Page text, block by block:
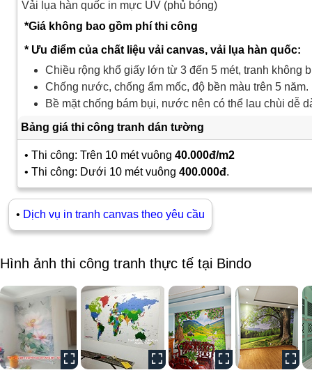
Vải lụa hàn quốc in mực UV (phủ bóng)
*Giá không bao gồm phí thi công
* Ưu điểm của chất liệu vải canvas, vải lụa hàn quốc:
Chiều rộng khổ giấy lớn từ 3 đến 5 mét, tranh không
Chống nước, chống ẩm mốc, độ bền màu trên 5 năm.
Bề mặt chống bám bụi, nước nên có thể lau chùi dễ
Bảng giá thi công tranh dán tường
• Thi công: Trên 10 mét vuông 40.000đ/m2
• Thi công: Dưới 10 mét vuông 400.000đ.
• Dịch vụ in tranh canvas theo yêu cầu
Hình ảnh thi công tranh thực tế tại Bindo